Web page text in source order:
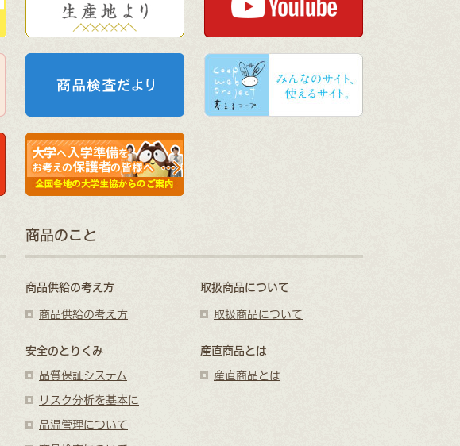
商品のこと
商品供給の考え方
商品供給の考え方
安全のとりくみ
品質保証システム
リスク分析を基本に
品温管理について
取扱商品について
取扱商品について
産直商品とは
産直商品とは